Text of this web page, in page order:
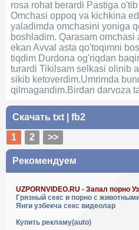
rosa rohat berardi Pastiga
Omchasi oppoq va kichkina
yaladimda omchasini yoniga
boshladim. Qarasam
ekan Avval asta qo'toqimni
tiqdim Durdona og'riqdan
turardi Tikilsam selkasi olinib
sikib ketoverdim.Umrimda
qilmagandim.Birdan darvoza
Скачать txt
fb2
1
2 >>
Рекомендуем
UZPORNVIDEO.RU - Запал порно
Грязный секс и порно с
Янги узбекча секс видеолар
Купить рекламу(auto)